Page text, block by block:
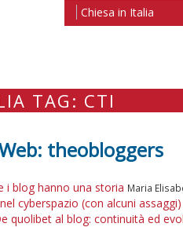
Chiesa in Italia
TAG: CTI
theobloggers
i blog hanno una storia Maria
cyberspazio (con alcuni assaggi)
quolibet al blog: continuità ed